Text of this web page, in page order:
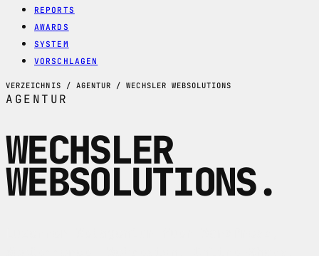
REPORTS
AWARDS
SYSTEM
VORSCHLAGEN
VERZEICHNIS / AGENTUR / WECHSLER WEBSOLUTIONS
AGENTUR
WECHSLER
WEBSOLUTIONS.